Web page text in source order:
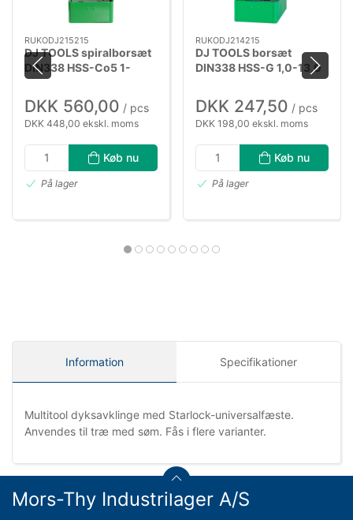
RUKODJ215215
DJ TOOLS spiralborsæt
DIN338 HSS-Co5 1-
13×0,5mm
DKK 560,00 / pcs
DKK 448,00 ekskl. moms
Køb nu
På lager
RUKODJ214215
DJ TOOLS borsæt
DIN338 HSS-G 1,0-13,0
DKK 247,50 / pcs
DKK 198,00 ekskl. moms
Køb nu
På lager
Information Specifikationer
Multitool dyksavklinge med Starlock-universalfæste.
Anvendes til træ med søm. Fås i flere varianter.
Mors-Thy Industrilager A/S